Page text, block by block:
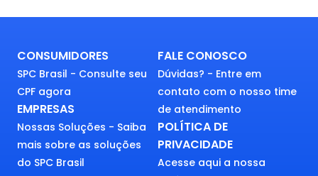
CONSUMIDORES
SPC Brasil - Consulte seu
CPF agora
EMPRESAS
Nossas Soluções - Saiba
mais sobre as soluções
do SPC Brasil
FALE CONOSCO
Dúvidas? - Entre em
contato com o nosso time
de atendimento
POLÍTICA DE
PRIVACIDADE
Acesse aqui a nossa